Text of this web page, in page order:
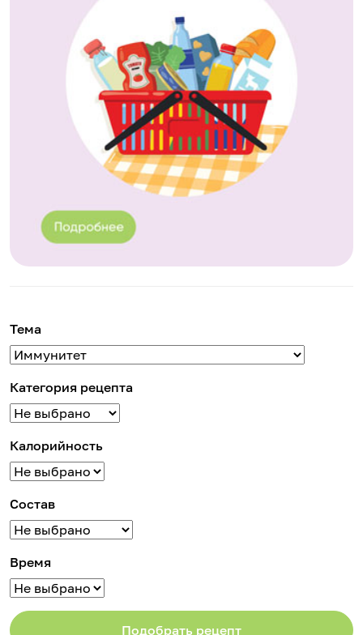
Тема
Категория рецепта
Калорийность
Состав
Время